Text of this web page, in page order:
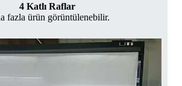
4 Katlı Raflar
fazla ürün görüntülenebilir.